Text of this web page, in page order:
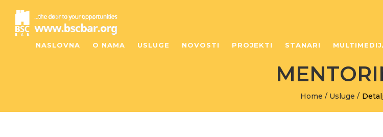
NASLOVNA O NAMA USLUGE NOVOSTI PROJEKTI STANARI
Home / Usluge /